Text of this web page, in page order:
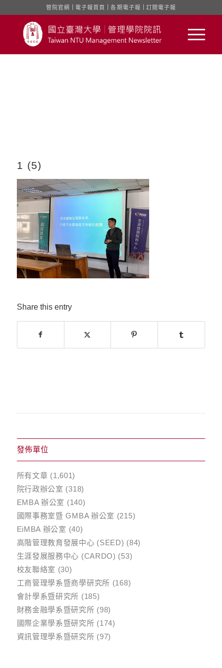
管院官網 電子報首頁 ｜各期電子報 訂閱電子報
1 (5)
Share this entry
發佈單位
所有文章 (1,601)
院行政辦公室 (318)
EMBA 辦公室 (140)
國際事務室暨 GMBA 辦公室 (215)
EiMBA 辦公室 (40)
高階管理教育發展中心 (SEED) (84)
生涯發展服務中心 (CARDO) (53)
校友聯絡室 (30)
工商管理學系暨商學研究所 (168)
會計學系暨研究所 (185)
財務金融學系暨研究所 (98)
國際企業學系暨研究所 (174)
資訊管理學系暨研究所 (97)